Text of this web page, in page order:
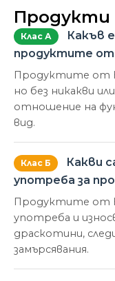
Продукти
Клас А
Какъв
продуктите от
Продуктите от
но без никакви
отношение на
вид.
Клас Б
Какви
употреба за
Продуктите от
употреба и
драскотини,
замърсявания.